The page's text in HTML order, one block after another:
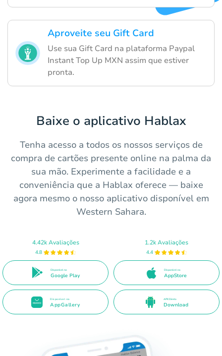
Aproveite seu Gift Card
Use sua Gift Card na plataforma Paypal
Instant Top Up MXN assim que estiver
pronta.
Baixe o aplicativo Hablax
Tenha acesso a todos os nossos serviços de
compra de cartões presente online na palma da
sua mão. Experimente a facilidade e a
conveniência que a Hablax oferece — baixe
agora mesmo o nosso aplicativo disponível em
Western Sahara.
4.42k Avaliações
4.8
Disponível no
Google Play
1.2k Avaliações
4.4
Disponível na
AppStore
Disponível na
AppGallery
APK Direto
Download